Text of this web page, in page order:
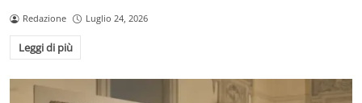
Redazione Luglio 24, 2026
Leggi di più